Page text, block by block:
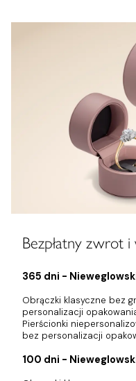
Bezpłatny zwrot
365 dni -
Obrączki klasyczne bez
personalizacji
Pierścionki
bez personalizacji
100 dni -